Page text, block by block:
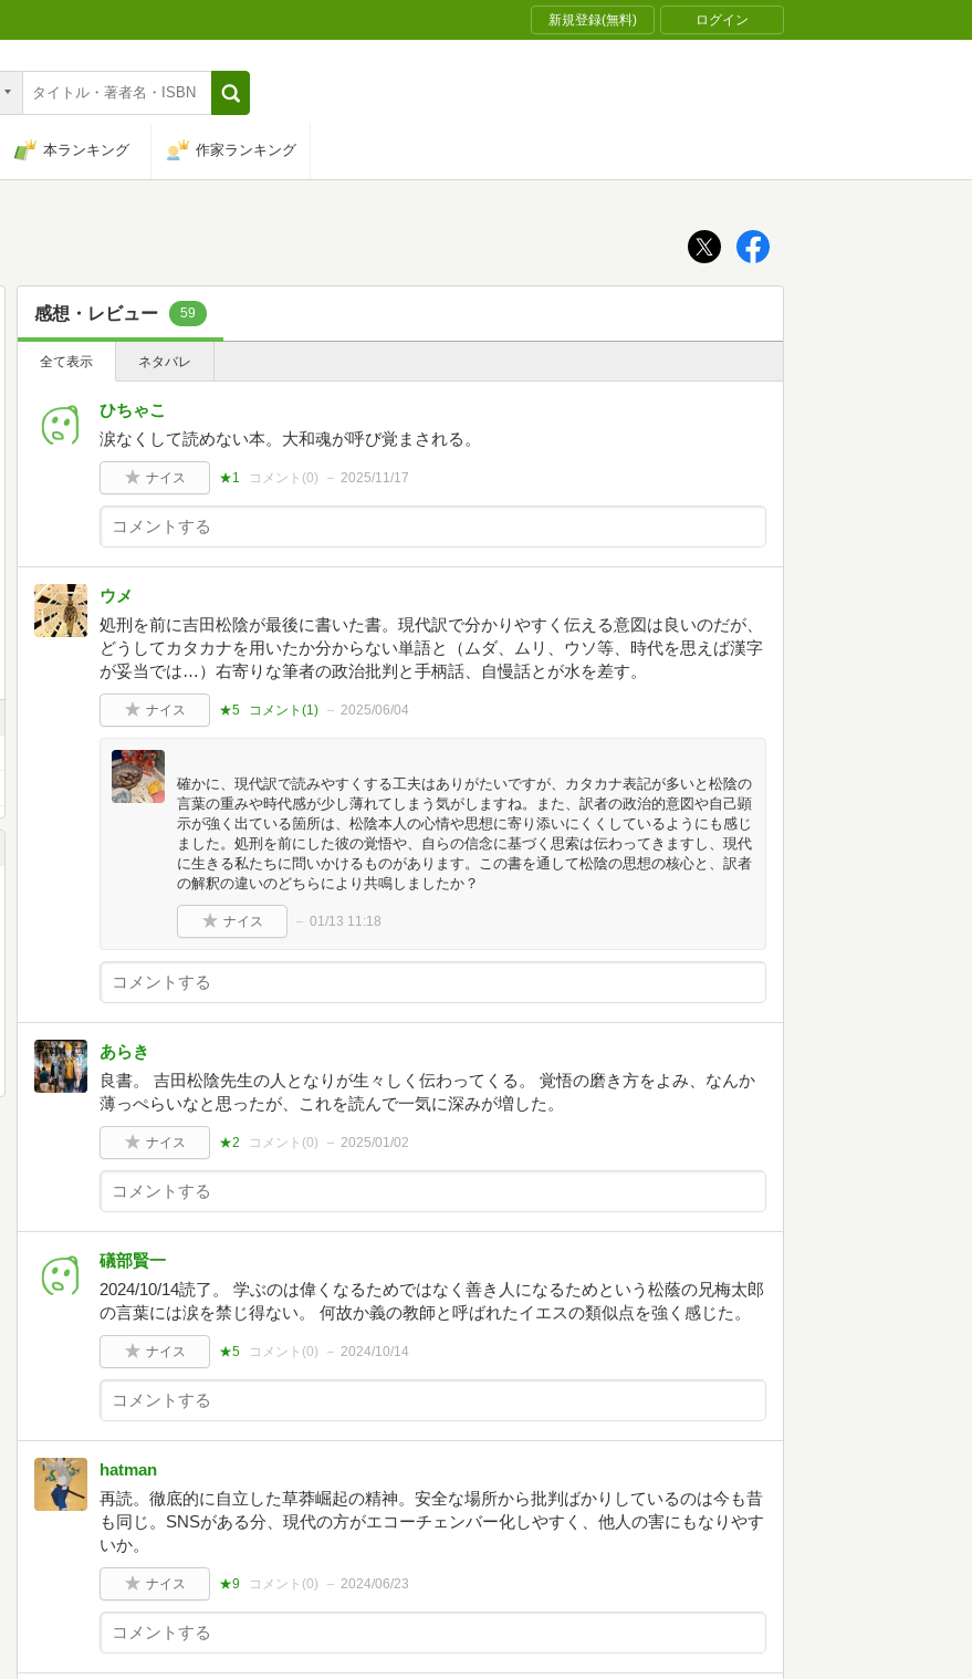
新規登録(無料) ログイン
本ランキング 作家ランキング
感想・レビュー 59
全て表示 ネタバレ
ひちゃこ
涙なくして読めない本。大和魂が呼び覚まされる。
ナイス ★1 コメント(0) 2025/11/17
ウメ
処刑を前に吉田松陰が最後に書いた書。現代訳で分かりやすく伝える意図は良いのだが、
どうしてカタカナを用いたか分からない単語と（ムダ、ムリ、ウソ等、時代を思えば漢字
が妥当では…）右寄りな筆者の政治批判と手柄話、自慢話とが水を差す。
ナイス ★5 コメント(1) 2025/06/04
確かに、現代訳で読みやすくする工夫はありがたいですが、カタカナ表記が多いと松陰の
言葉の重みや時代感が少し薄れてしまう気がしますね。また、訳者の政治的意図や自己顕
示が強く出ている箇所は、松陰本人の心情や思想に寄り添いにくくしているようにも感じ
ました。処刑を前にした彼の覚悟や、自らの信念に基づく思索は伝わってきますし、現代
に生きる私たちに問いかけるものがあります。この書を通して松陰の思想の核心と、訳者
の解釈の違いのどちらにより共鳴しましたか？
ナイス 01/13 11:18
あらき
良書。 吉田松陰先生の人となりが生々しく伝わってくる。 覚悟の磨き方をよみ、なんか
薄っぺらいなと思ったが、これを読んで一気に深みが増した。
ナイス ★2 コメント(0) 2025/01/02
礒部賢一
2024/10/14読了。 学ぶのは偉くなるためではなく善き人になるためという松蔭の兄梅太郎
の言葉には涙を禁じ得ない。 何故か義の教師と呼ばれたイエスの類似点を強く感じた。
ナイス ★5 コメント(0) 2024/10/14
hatman
再読。徹底的に自立した草莽崛起の精神。安全な場所から批判ばかりしているのは今も昔
も同じ。SNSがある分、現代の方がエコーチェンバー化しやすく、他人の害にもなりやす
いか。
ナイス ★9 コメント(0) 2024/06/23